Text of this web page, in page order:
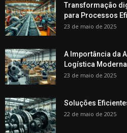
Transformação
para Processos
23 de maio de 2025
A Importância da
Logística Moderna
23 de maio de 2025
Soluções
22 de maio de 2025